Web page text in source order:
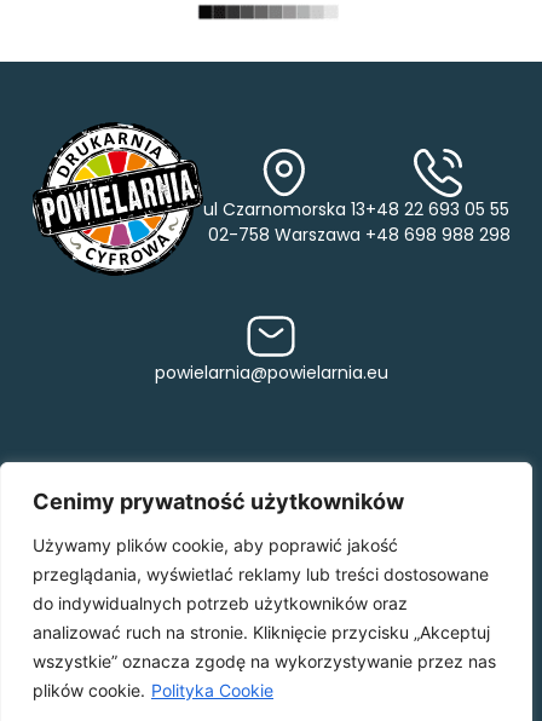
Cenimy prywatność użytkowników
Używamy plików cookie, aby poprawić jakość
przeglądania, wyświetlać reklamy lub treści dostosowane
do indywidualnych potrzeb użytkowników oraz
analizować ruch na stronie. Kliknięcie przycisku „Akceptuj
wszystkie” oznacza zgodę na wykorzystywanie przez nas
plików cookie. Polityka Cookie
ul Czarnomorska 13
02-758 Warszawa
+48 22 693 05 55
+48 698 988 298
powielarnia@powielarnia.eu
Jak przygotować plik do druku >>
O NAS
OFERTA
PORADNIK
KONTAKT
Made with ♥ by Skydoo